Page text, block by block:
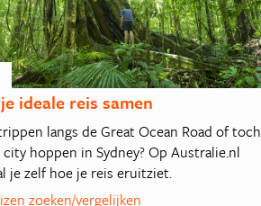
ideale reis samen
langs de Great Ocean Road of toch
hoppen in Sydney? Op Australie.nl
je zelf hoe je reis eruitziet.
zoeken/vergelijken